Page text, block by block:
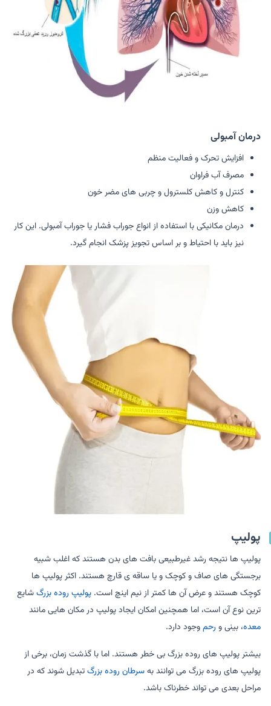
درمان آمبولی
افزایش تحرک و فعالیت منظم
مصرف آب فراوان
کنترل و کاهش کلسترول و چربی های مضر خون
کاهش وزن
درمان مکانیکی با استفاده از انواع جوراب فشار یا جوراب آمبولی. این کار
نیز باید با احتیاط و بر اساس تجویز پزشک انجام گیرد.
پولیپ
پولیپ ها نتیجه رشد غیرطبیعی بافت های بدن هستند که اغلب شبیه
برجستگی های صاف و کوچک و یا ساقه ی قارچ هستند. اکثر پولیپ ها
کوچک هستند و عرض آن ها کمتر از نیم اینچ است.پولیپ روده بزرگشایع
ترین نوع آن است، اما همچنین امکان ایجاد پولیپ در مکان هایی مانند
معده، بینی و رحموجود دارد.
بیشتر پولیپ های روده بزرگ بی خطر هستند. اما با گذشت زمان، برخی از
پولیپ های روده بزرگ می توانند بهسرطان روده بزرگتبدیل شوند که در
مراحل بعدی می تواند خطرناک باشد.